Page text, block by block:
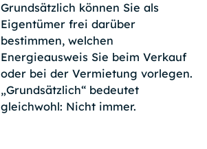
Grundsätzlich können Sie als
Eigentümer frei darüber
bestimmen, welchen
Energieausweis Sie beim Verkauf
oder bei der Vermietung vorlegen.
„Grundsätzlich“ bedeutet
gleichwohl: Nicht immer.